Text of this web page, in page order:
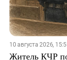
10 августа 2026,
Житель КЧР